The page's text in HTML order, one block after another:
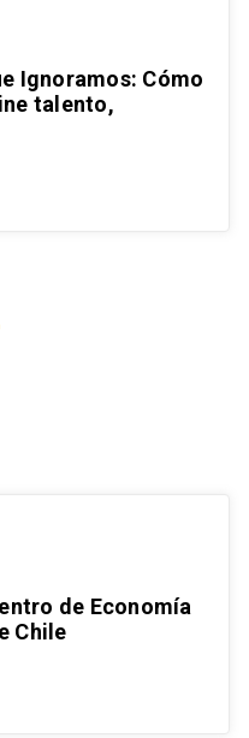
Ignoramos: Cómo
talento,
de Economía
Chile